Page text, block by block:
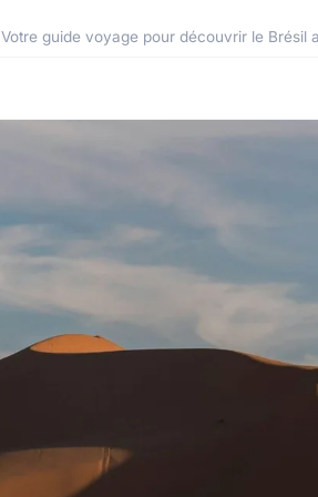
Votre guide voyage pour découvrir le Brésil